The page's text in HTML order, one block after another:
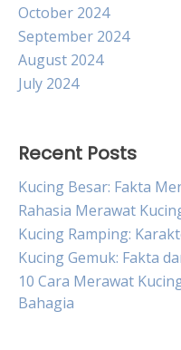
October 2024
September 2024
August 2024
July 2024
Recent Posts
Kucing Besar: Fakta
Rahasia Merawat
Kucing Ramping:
Kucing Gemuk: Fakta
10 Cara Merawat
Bahagia